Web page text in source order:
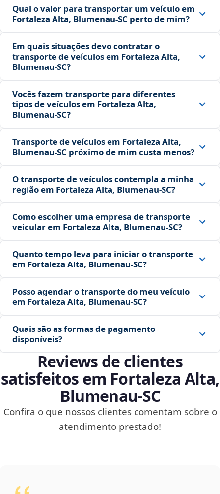
Qual o valor para transportar um veículo em
Fortaleza Alta, Blumenau‑SC perto de mim?
Em quais situações devo contratar o
transporte de veículos em Fortaleza Alta,
Blumenau‑SC?
Vocês fazem transporte para diferentes
tipos de veículos em Fortaleza Alta,
Blumenau‑SC?
Transporte de veículos em Fortaleza Alta,
Blumenau‑SC próximo de mim custa menos?
O transporte de veículos contempla a minha
região em Fortaleza Alta, Blumenau‑SC?
Como escolher uma empresa de transporte
veicular em Fortaleza Alta, Blumenau‑SC?
Quanto tempo leva para iniciar o transporte
em Fortaleza Alta, Blumenau‑SC?
Posso agendar o transporte do meu veículo
em Fortaleza Alta, Blumenau‑SC?
Quais são as formas de pagamento
disponíveis?
Reviews de clientes
satisfeitos em Fortaleza Alta,
Blumenau‑SC
Confira o que nossos clientes comentam sobre o
atendimento prestado!